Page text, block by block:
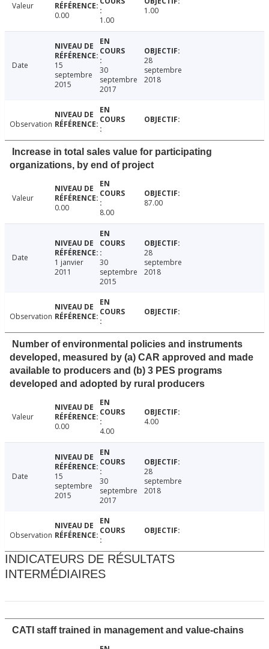
Valeur
0.00
1.00
1.00
Date
15
septembre
2015
30
septembre
2017
28
septembre
2018
Observation
Increase in total sales value for participating
organizations, by end of project
Valeur
0.00
8.00
87.00
Date
1 janvier
2011
30
septembre
2015
28
septembre
2018
Observation
Number of environmental policies and instruments
developed, measured by (a) CAR approved and made
available to producers and (b) 3 PES programs
developed and adopted by rural producers
Valeur
0.00
4.00
4.00
Date
15
septembre
2015
30
septembre
2017
28
septembre
2018
Observation
INDICATEURS DE RÉSULTATS
INTERMÉDIAIRES
CATI staff trained in management and value-chains